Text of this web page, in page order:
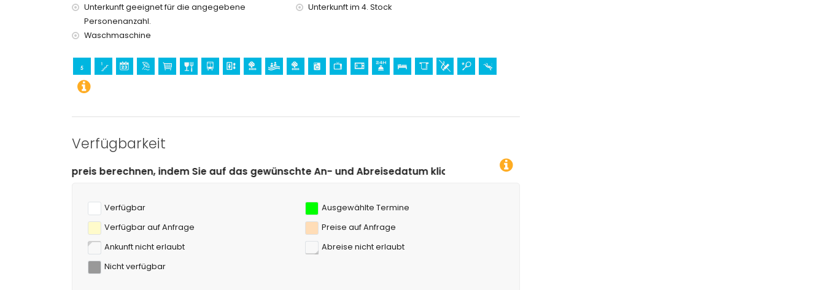
Kirche (innerhalb von 5 Kilometern von der Unterkunft)
Sport
Tennis (innerhalb von 5 Kilometern vom Apartment)
Unterkunft geeignet für die angegebene
Personenanzahl.
Unterkunft im 4. Stock
Waschmaschine
Verfügbarkeit
indem Sie auf das gewünschte An- und Abreisedatum klicken!
Verfügbar
Ausgewählte Termine
Verfügbar auf Anfrage
Preise auf Anfrage
Ankunft nicht erlaubt
Abreise nicht erlaubt
Nicht verfügbar